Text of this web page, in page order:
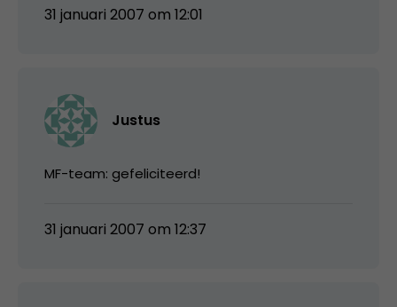
31 januari 2007 om 12:01
Justus
MF-team: gefeliciteerd!
31 januari 2007 om 12:37